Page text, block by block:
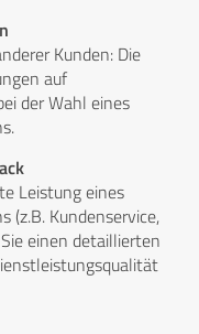
Kunden: Die
auf
der Wahl eines
Leistung eines
(z.B. Kundenservice,
einen detaillierten